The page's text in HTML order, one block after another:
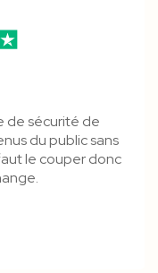
de sécurité de
du public sans
le couper donc